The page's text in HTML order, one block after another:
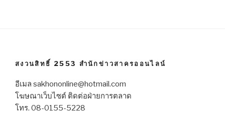
สงวนสิทธิ์ 2553 สำนักข่าวสาครออนไลน์
อีเมล sakhononline@hotmail.com
โฆษณาเว็บไซต์ ติดต่อฝ่ายการตลาด
โทร. 08-0155-5228